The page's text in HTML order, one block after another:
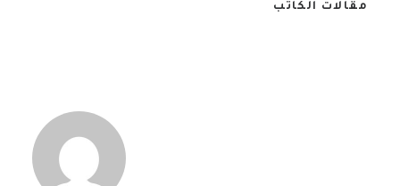
مقالات الكاتب